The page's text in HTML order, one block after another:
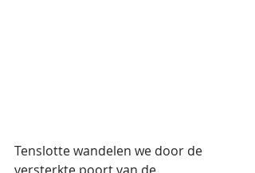
Tenslotte wandelen we door de